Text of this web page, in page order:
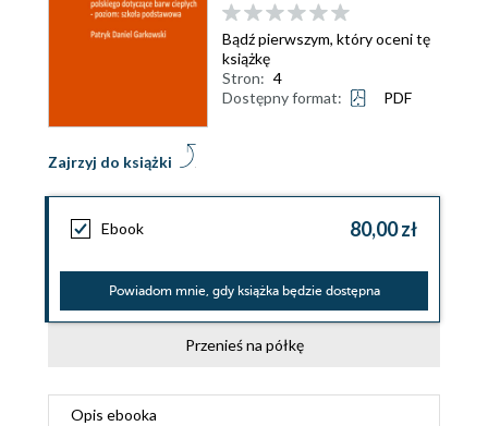
Zajrzyj do książki
Bądź pierwszym, który oceni tę
książkę
Stron: 4
Dostępny format:
PDF
Ebook 80,00 zł
Powiadom mnie, gdy książka będzie dostępna
Przenieś na półkę
Opis ebooka